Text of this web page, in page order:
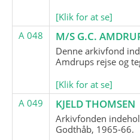
[Klik for at se]
A 048
M/S G.C.
Denne arkivfond
Amdrups rejse og
[Klik for at se]
A 049
KJELD THOMSEN
Arkivfonden
Godthåb, 1965-66.